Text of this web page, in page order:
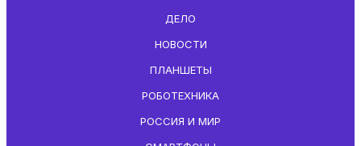
ДЕЛО
НОВОСТИ
ПЛАНШЕТЫ
РОБОТЕХНИКА
РОССИЯ И МИР